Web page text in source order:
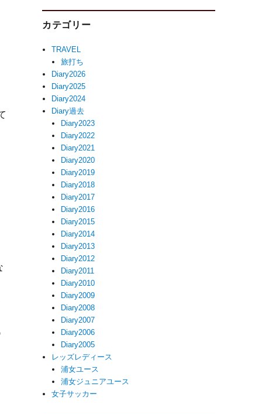
カテゴリー
TRAVEL
旅打ち
Diary2026
Diary2025
Diary2024
Diary過去
Diary2023
Diary2022
Diary2021
Diary2020
Diary2019
Diary2018
Diary2017
Diary2016
Diary2015
Diary2014
Diary2013
Diary2012
Diary2011
Diary2010
Diary2009
Diary2008
Diary2007
Diary2006
Diary2005
レッズレディース
浦女ユース
浦女ジュニアユース
女子サッカー